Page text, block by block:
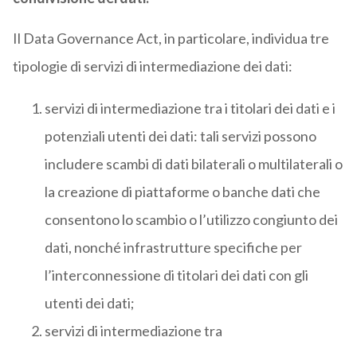
Il Data Governance Act, in particolare, individua tre
tipologie di servizi di intermediazione dei dati:
servizi di intermediazione tra i titolari dei dati e i
potenziali utenti dei dati: tali servizi possono
includere scambi di dati bilaterali o multilaterali o
la creazione di piattaforme o banche dati che
consentono lo scambio o l’utilizzo congiunto dei
dati, nonché infrastrutture specifiche per
l’interconnessione di titolari dei dati con gli
utenti dei dati;
servizi di intermediazione tra